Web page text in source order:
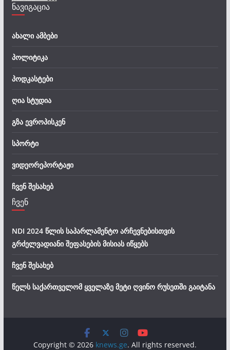
ნავიგაცია
ახალი ამბები
პოლიტიკა
პოდკასტები
ღია სტუდია
გზა ევროპისკენ
სპორტი
ვიდეორეპორტაჟი
ჩვენ შესახებ
ჩვენ
NDI 2024 წლის საპარლამენტო არჩევნებისთვის
გრძელვადიანი შეფასების მისიას იწყებს
ჩვენ შესახებ
წელს საქართველომ ყველაზე მეტი ღვინო რუსეთში გაიტანა
Copyright © 2026 knews.ge. All rights reserved.